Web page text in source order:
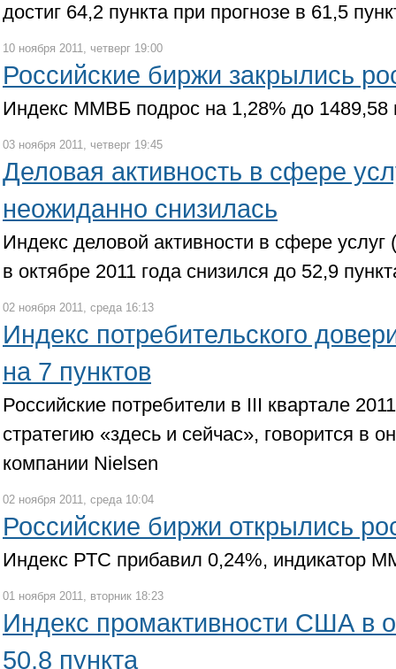
достиг 64,2 пункта при прогнозе в 61,5
10 ноября 2011, четверг 19:00
Российские биржи закрылись
Индекс ММВБ подрос на 1,28% до 1489,58
03 ноября 2011, четверг 19:45
Деловая активность в сфере
неожиданно снизилась
Индекс деловой активности в сфере
в октябре 2011 года снизился до 52,9
02 ноября 2011, среда 16:13
Индекс потребительского
на 7 пунктов
Российские потребители в III квартале
стратегию «здесь и сейчас», говорится в
компании Nielsen
02 ноября 2011, среда 10:04
Российские биржи открылись
Индекс РТС прибавил 0,24%, индикатор
01 ноября 2011, вторник 18:23
Индекс промактивности США в
50,8 пункта